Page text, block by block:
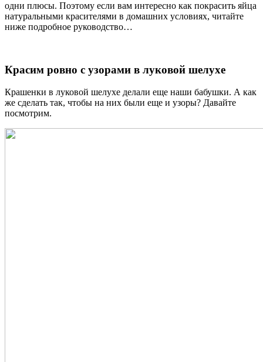
одни плюсы. Поэтому если вам интересно как покрасить яйца
натуральными красителями в домашних условиях, читайте
ниже подробное руководство…
Красим ровно с узорами в луковой шелухе
Крашенки в луковой шелухе делали еще наши бабушки. А как
же сделать так, чтобы на них были еще и узоры? Давайте
посмотрим.